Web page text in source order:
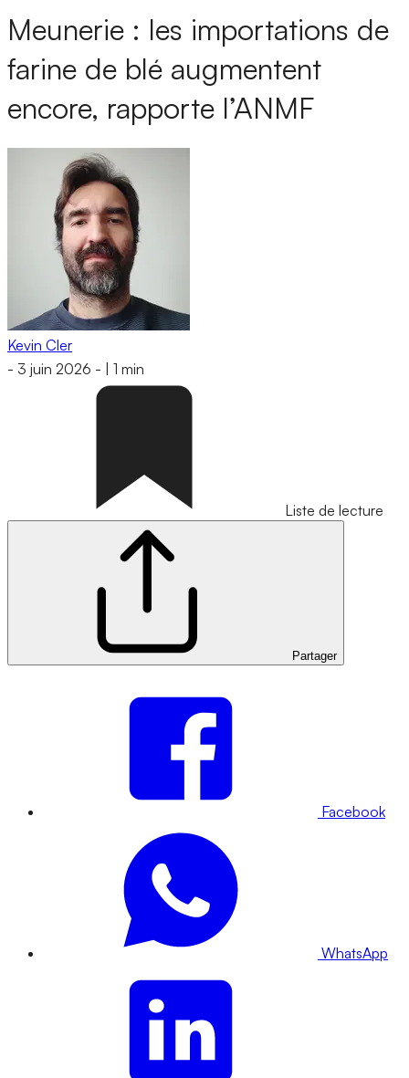
Meunerie : les importations de
farine de blé augmentent
encore, rapporte l’ANMF
Kevin Cler
- 3 juin 2026 - 1 min
Liste de lecture
Partager
Facebook
WhatsApp